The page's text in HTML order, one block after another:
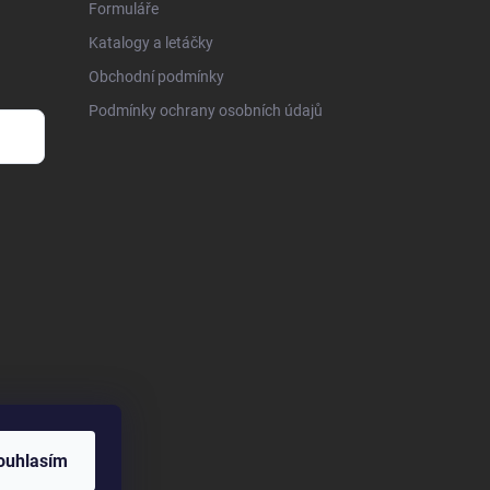
Formuláře
Katalogy a letáčky
Obchodní podmínky
Podmínky ochrany osobních údajů